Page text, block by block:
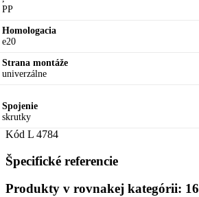
PP
Homologacia
e20
Strana montáže
univerzálne
Spojenie
skrutky
Kód L 4784
Špecifické referencie
Produkty v rovnakej kategórii: 16